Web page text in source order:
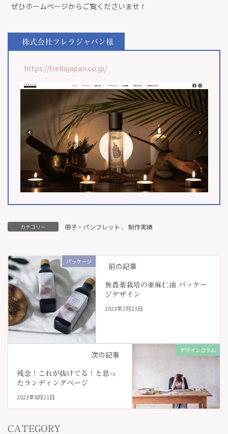
ぜひホームページからご覧くださいませ！
株式会社フレラジャパン様
https://frellajapan.co.jp/
カテゴリー 冊子・パンフレット 、 制作実績
パッケージ 前の記事
無農薬栽培の亜麻仁油 パッケー
ジデザイン
2023年7月23日
デザインコラム
次の記事
残念！これが抜けてる！と思っ
たランディングページ
2023年8月21日
CATEGORY